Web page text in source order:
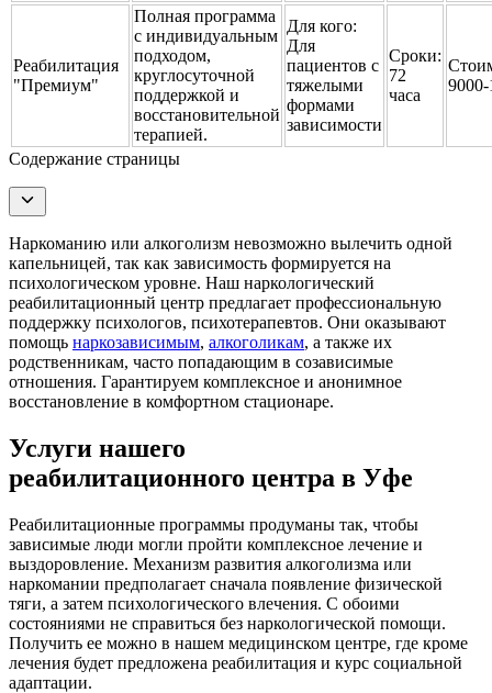
Реабилитация
"Премиум"
Полная программа
с индивидуальным
подходом,
круглосуточной
поддержкой и
восстановительной
терапией.
Для кого:
Для
пациентов с
тяжелыми
формами
зависимости
Сроки:
72
часа
Содержание страницы
Наркоманию или алкоголизм невозможно вылечить одной
капельницей, так как зависимость формируется на
психологическом уровне. Наш наркологический
реабилитационный центр предлагает профессиональную
поддержку психологов, психотерапевтов. Они оказывают
помощь наркозависимым, алкоголикам, а также их
родственникам, часто попадающим в созависимые
отношения. Гарантируем комплексное и анонимное
восстановление в комфортном стационаре.
Услуги нашего
реабилитационного центра в Уфе
Реабилитационные программы продуманы так, чтобы
зависимые люди могли пройти комплексное лечение и
выздоровление. Механизм развития алкоголизма или
наркомании предполагает сначала появление физической
тяги, а затем психологического влечения. С обоими
состояниями не справиться без наркологической помощи.
Получить ее можно в нашем медицинском центре, где кроме
лечения будет предложена реабилитация и курс социальной
адаптации.